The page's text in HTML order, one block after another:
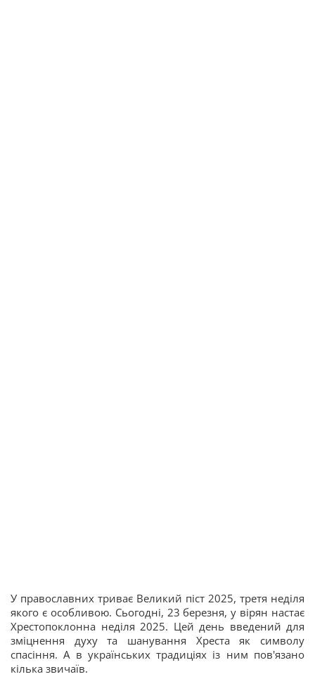
У православних триває Великий піст 2025, третя неділя
якого є особливою. Сьогодні, 23 березня, у вірян настає
Хрестопоклонна неділя 2025. Цей день введений для
зміцнення духу та шанування Хреста як символу
спасіння. А в українських традиціях із ним пов'язано
кілька звичаїв.